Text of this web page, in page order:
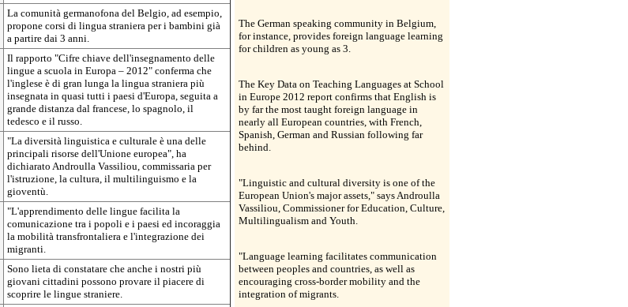
La comunità germanofona del Belgio, ad esempio,
propone corsi di lingua straniera per i bambini già
a partire dai 3 anni.
Il rapporto "Cifre chiave dell'insegnamento delle
lingue a scuola in Europa – 2012" conferma che
l'inglese è di gran lunga la lingua straniera più
insegnata in quasi tutti i paesi d'Europa, seguita a
grande distanza dal francese, lo spagnolo, il
tedesco e il russo.
"La diversità linguistica e culturale è una delle
principali risorse dell'Unione europea", ha
dichiarato Androulla Vassiliou, commissaria per
l'istruzione, la cultura, il multilinguismo e la
gioventù.
"L'apprendimento delle lingue facilita la
comunicazione tra i popoli e i paesi ed incoraggia
la mobilità transfrontaliera e l'integrazione dei
migranti.
Sono lieta di constatare che anche i nostri più
giovani cittadini possono provare il piacere di
scoprire le lingue straniere.
The German speaking community in Belgium,
for instance, provides foreign language learning
for children as young as 3.
The Key Data on Teaching Languages at School
in Europe 2012 report confirms that English is
by far the most taught foreign language in
nearly all European countries, with French,
Spanish, German and Russian following far
behind.
"Linguistic and cultural diversity is one of the
European Union's major assets," says Androulla
Vassiliou, Commissioner for Education, Culture,
Multilingualism and Youth.
"Language learning facilitates communication
between peoples and countries, as well as
encouraging cross-border mobility and the
integration of migrants.